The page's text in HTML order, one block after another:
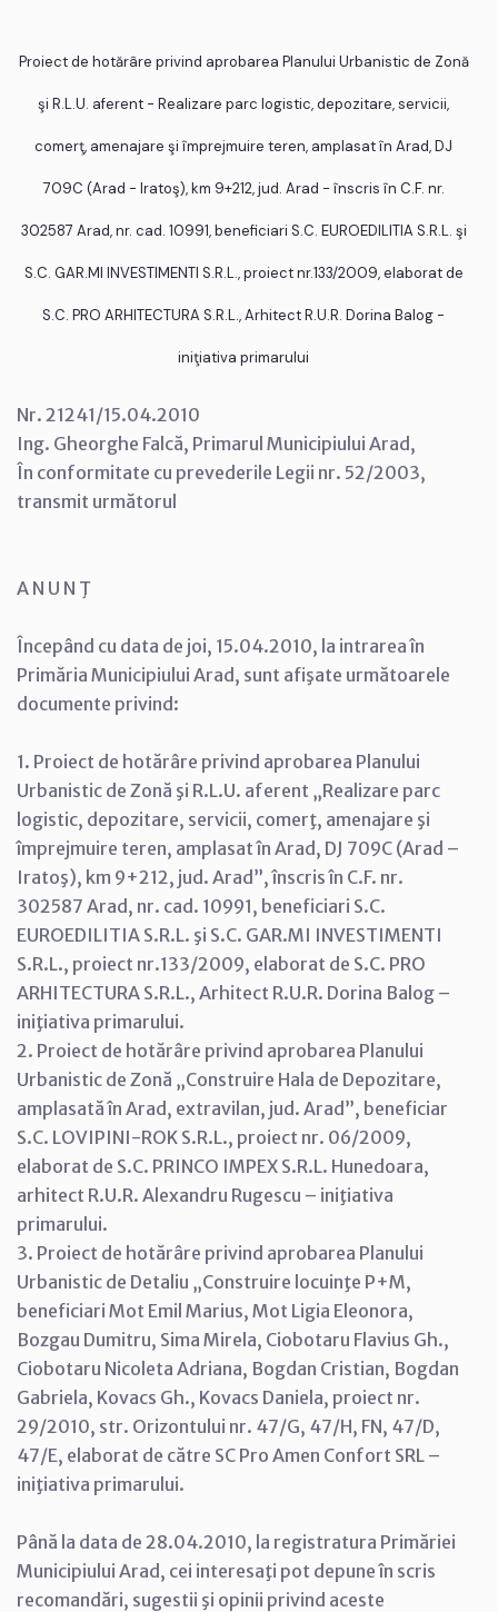
Proiect de hotărâre privind aprobarea Planului Urbanistic de Zonă
şi R.L.U. aferent - Realizare parc logistic, depozitare, servicii,
comerţ, amenajare şi împrejmuire teren, amplasat în Arad, DJ
709C (Arad - Iratoş), km 9+212, jud. Arad - înscris în C.F. nr.
302587 Arad, nr. cad. 10991, beneficiari S.C. EUROEDILITIA S.R.L. şi
S.C. GAR.MI INVESTIMENTI S.R.L., proiect nr.133/2009, elaborat de
S.C. PRO ARHITECTURA S.R.L., Arhitect R.U.R. Dorina Balog -
iniţiativa primarului
Nr. 21241/15.04.2010
Ing. Gheorghe Falcă, Primarul Municipiului Arad,
În conformitate cu prevederile Legii nr. 52/2003,
transmit următorul
A N U N Ţ
Începând cu data de joi, 15.04.2010, la intrarea în
Primăria Municipiului Arad, sunt afişate următoarele
documente privind:
1. Proiect de hotărâre privind aprobarea Planului
Urbanistic de Zonă şi R.L.U. aferent „Realizare parc
logistic, depozitare, servicii, comerţ, amenajare şi
împrejmuire teren, amplasat în Arad, DJ 709C (Arad –
Iratoş), km 9+212, jud. Arad”, înscris în C.F. nr.
302587 Arad, nr. cad. 10991, beneficiari S.C.
EUROEDILITIA S.R.L. şi S.C. GAR.MI INVESTIMENTI
S.R.L., proiect nr.133/2009, elaborat de S.C. PRO
ARHITECTURA S.R.L., Arhitect R.U.R. Dorina Balog –
iniţiativa primarului.
2. Proiect de hotărâre privind aprobarea Planului
Urbanistic de Zonă „Construire Hala de Depozitare,
amplasată în Arad, extravilan, jud. Arad”, beneficiar
S.C. LOVIPINI-ROK S.R.L., proiect nr. 06/2009,
elaborat de S.C. PRINCO IMPEX S.R.L. Hunedoara,
arhitect R.U.R. Alexandru Rugescu – iniţiativa
primarului.
3. Proiect de hotărâre privind aprobarea Planului
Urbanistic de Detaliu „Construire locuinţe P+M,
beneficiari Mot Emil Marius, Mot Ligia Eleonora,
Bozgau Dumitru, Sima Mirela, Ciobotaru Flavius Gh.,
Ciobotaru Nicoleta Adriana, Bogdan Cristian, Bogdan
Gabriela, Kovacs Gh., Kovacs Daniela, proiect nr.
29/2010, str. Orizontului nr. 47/G, 47/H, FN, 47/D,
47/E, elaborat de către SC Pro Amen Confort SRL –
iniţiativa primarului.
Până la data de 28.04.2010, la registratura Primăriei
Municipiului Arad, cei interesaţi pot depune în scris
recomandări, sugestii şi opinii privind aceste